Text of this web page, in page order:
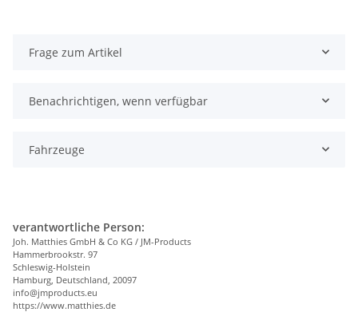
Frage zum Artikel
Benachrichtigen, wenn verfügbar
Fahrzeuge
verantwortliche Person:
Joh. Matthies GmbH & Co KG / JM-Products
Hammerbrookstr. 97
Schleswig-Holstein
Hamburg, Deutschland, 20097
info@jmproducts.eu
https://www.matthies.de